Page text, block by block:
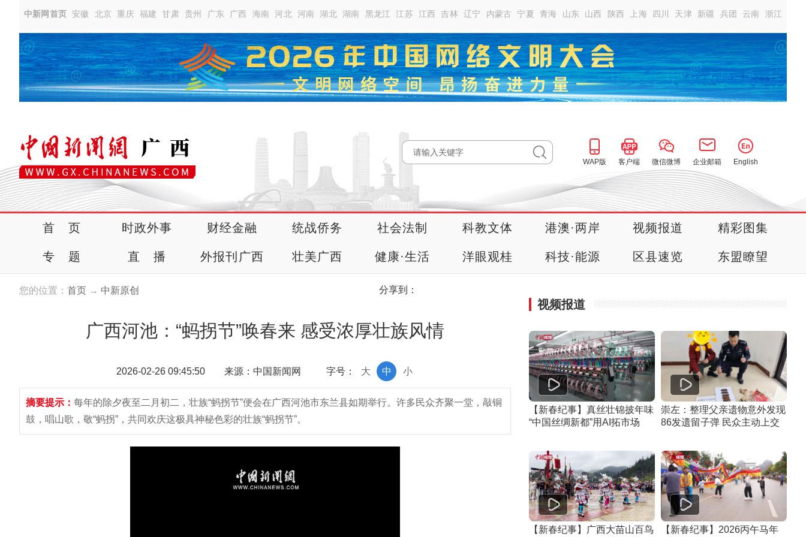
中新网首页 安徽 北京 重庆 福建 甘肃 贵州 广东 广西 海南 河北 河南 湖北 湖南 黑龙江 江苏 江西 吉林 辽宁 内蒙古 宁夏 青海 山东 山西 陕西 上海 四川 天津 新疆 兵团 云南 浙江
WAP版 客户端 微信微博 企业邮箱 English
首 页 时政外事 财经金融 统战侨务 社会法制 科教文体 港澳·两岸 视频报道 精彩图集
专 题 直 播 外报刊广西 壮美广西 健康·生活 洋眼观桂 科技·能源 区县速览 东盟瞭望
您的位置： 首页 → 中新原创 分享到：
广西河池：“蚂拐节”唤春来 感受浓厚壮族风情
2026-02-26 09:45:50 来源：中国新闻网 字号： 小
中
大
摘要提示： 每年的除夕夜至二月初二，壮族“蚂拐节”便会在广西河池市东兰县如期举行。许多民众齐聚一堂，敲铜
鼓，唱山歌，敬“蚂拐”，共同欢庆这极具神秘色彩的壮族“蚂拐节”。
视频报道
【新春纪事】真丝壮锦披年味
“中国丝绸新都”用AI拓市场
崇左：整理父亲遗物意外发现
86发遗留子弹 民众主动上交
【新春纪事】广西大苗山百鸟 【新春纪事】2026丙午马年